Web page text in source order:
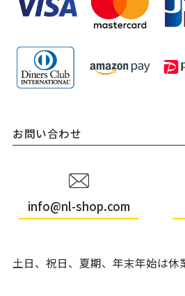
お問い合わせ
info@nl-shop.com
土日、祝日、夏期、年末年始は休